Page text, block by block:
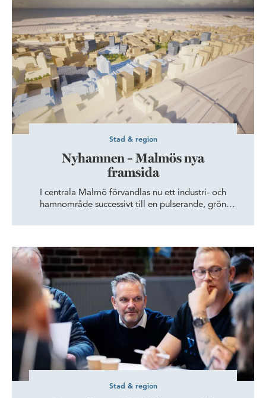
Stad & region
Nyhamnen – Malmös nya
framsida
I centrala Malmö förvandlas nu ett industri- och
hamnområde successivt till en pulserande, grön
Intervju med Wihlborgs vd i Danmark: Det handlar mer om
Stad & region